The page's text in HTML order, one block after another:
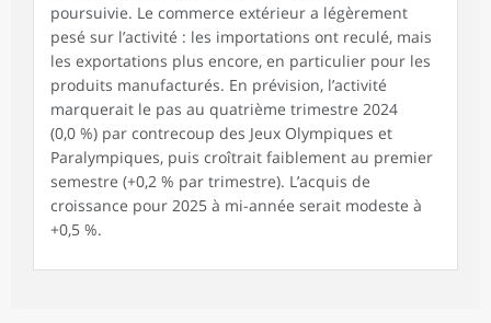
poursuivie. Le commerce extérieur a légèrement
pesé sur l’activité : les importations ont reculé, mais
les exportations plus encore, en particulier pour les
produits manufacturés. En prévision, l’activité
marquerait le pas au quatrième trimestre 2024
(0,0 %) par contrecoup des Jeux Olympiques et
Paralympiques, puis croîtrait faiblement au premier
semestre (+0,2 % par trimestre). L’acquis de
croissance pour 2025 à mi-année serait modeste à
+0,5 %.